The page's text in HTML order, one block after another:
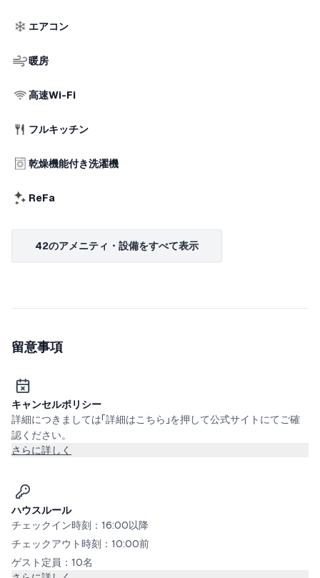
エアコン
暖房
高速Wi-Fi
フルキッチン
乾燥機能付き洗濯機
ReFa
42のアメニティ・設備をすべて表示
留意事項
キャンセルポリシー
詳細につきましては「詳細はこちら」を押して公式サイトにてご確
認ください。
さらに詳しく
ハウスルール
チェックイン時刻：16:00以降
チェックアウト時刻：10:00前
ゲスト定員：10名